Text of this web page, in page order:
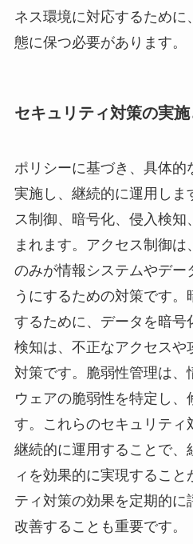
ネス環境に対応するために
態に保つ必要があります。
セキュリティ対策の実施
ポリシーに基づき、具体的
実施し、継続的に運用しま
ス制御、暗号化、侵入検知
まれます。アクセス制御
のみが情報システムやデー
うにするための対策です
するために、データを暗号
検知は、不正なアクセスや
対策です。脆弱性管理は、
ウェアの脆弱性を特定し
す。これらのセキュリティ
継続的に運用することで、
ィを効果的に実現すること
ティ対策の効果を定期的に
改善することも重要です。